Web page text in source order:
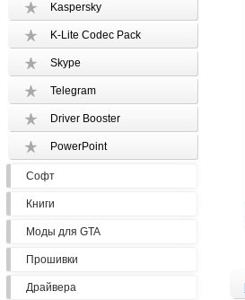
Kaspersky
K-Lite Codec Pack
Skype
Telegram
Driver Booster
PowerPoint
Софт
Книги
Моды для GTA
Прошивки
Драйвера